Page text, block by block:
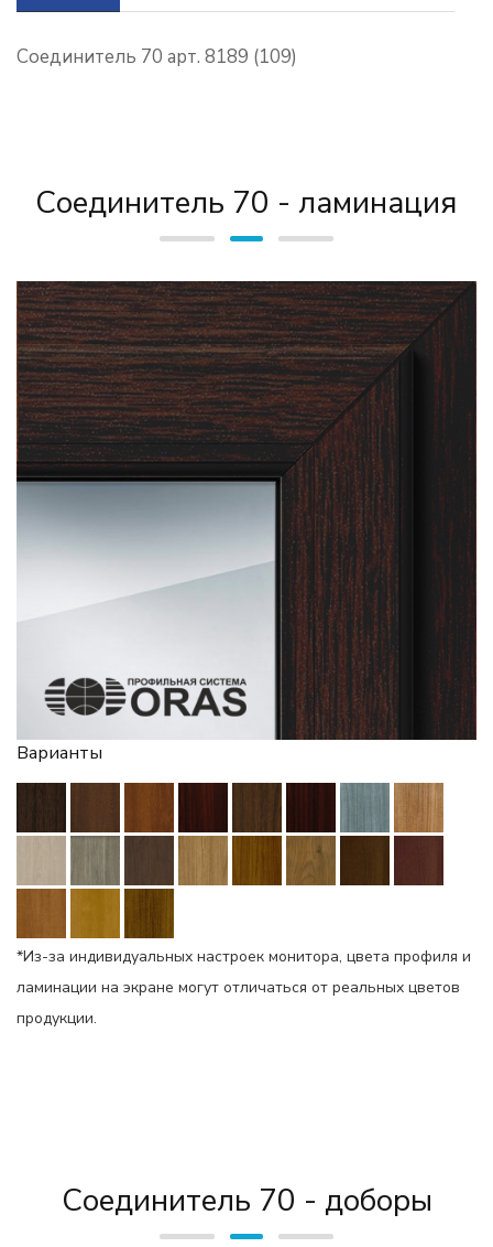
Соединитель 70 арт. 8189 (109)
Соединитель 70 - ламинация
Варианты
*Из-за индивидуальных настроек монитора, цвета профиля и
ламинации на экране могут отличаться от реальных цветов
продукции.
Соединитель 70 - доборы